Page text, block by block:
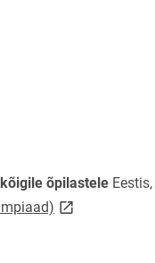
on new page
page
kõigile õpilastele
link opens on
on new page